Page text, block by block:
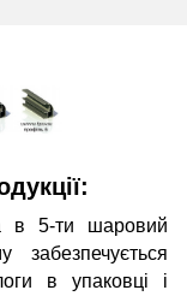
в 5-ти шаровий
забезпечується
в упаковці і